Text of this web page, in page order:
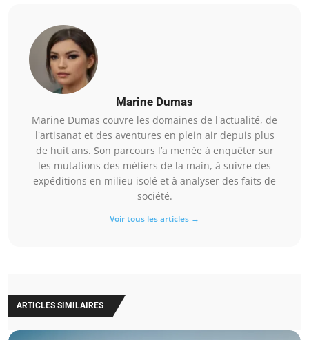
Marine Dumas
Marine Dumas couvre les domaines de l'actualité, de
l'artisanat et des aventures en plein air depuis plus
de huit ans. Son parcours l’a menée à enquêter sur
les mutations des métiers de la main, à suivre des
expéditions en milieu isolé et à analyser des faits de
société.
Voir tous les articles →
ARTICLES SIMILAIRES